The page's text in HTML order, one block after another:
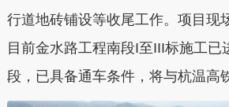
行道地砖铺设等收尾工作。项目现
目前金水路工程南段I至III标施工已
段，已具备通车条件，将与杭温高